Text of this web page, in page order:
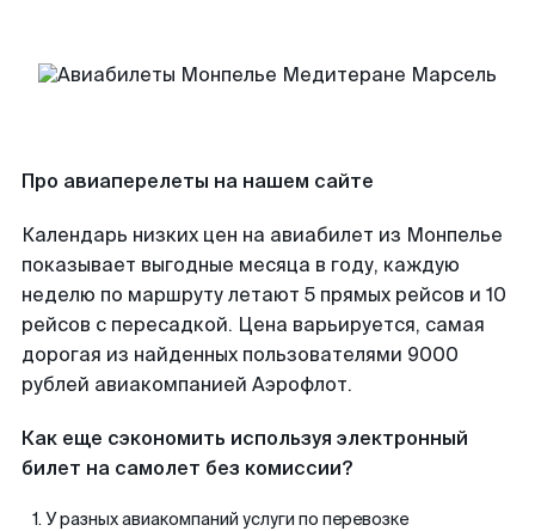
Про авиаперелеты на нашем сайте
Календарь низких цен на авиабилет из Монпелье
показывает выгодные месяца в году, каждую
неделю по маршруту летают 5 прямых рейсов и 10
рейсов с пересадкой. Цена варьируется, самая
дорогая из найденных пользователями 9000
рублей авиакомпанией Аэрофлот.
Как еще сэкономить используя электронный
билет на самолет без комиссии?
У разных авиакомпаний услуги по перевозке